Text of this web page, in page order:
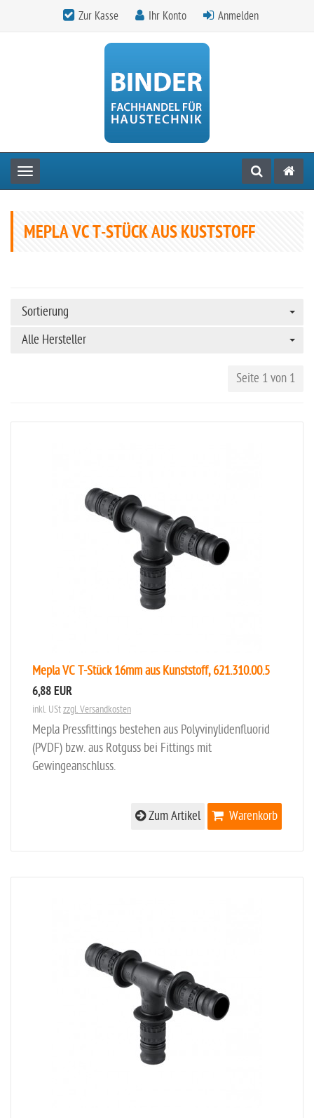
Zur Kasse Ihr Konto Anmelden
Toggle navigation
MEPLA VC T-STÜCK AUS KUSTSTOFF
Sortierung
Alle Hersteller
Seite 1 von 1
Mepla VC T-Stück 16mm aus Kunststoff, 621.310.00.5
6,88 EUR
inkl. UStzzgl. Versandkosten
Mepla Pressfittings bestehen aus Polyvinylidenfluorid
(PVDF) bzw. aus Rotguss bei Fittings mit
Gewingeanschluss.
Warenkorb
Zum Artikel